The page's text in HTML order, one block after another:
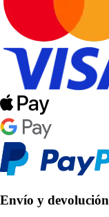
Envío y devolución